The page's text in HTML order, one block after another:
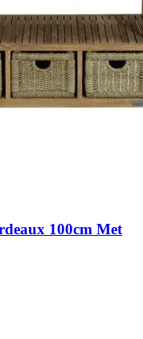
100cm Met